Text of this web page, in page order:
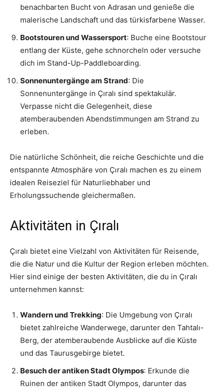
benachbarten Bucht von Adrasan und genieße die
malerische Landschaft und das türkisfarbene Wasser.
Bootstouren und Wassersport: Buche eine Bootstour
entlang der Küste, gehe schnorcheln oder versuche
dich im Stand-Up-Paddleboarding.
Sonnenuntergänge am Strand: Die
Sonnenuntergänge in Çıralı sind spektakulär.
Verpasse nicht die Gelegenheit, diese
atemberaubenden Abendstimmungen am Strand zu
erleben.
Die natürliche Schönheit, die reiche Geschichte und die
entspannte Atmosphäre von Çıralı machen es zu einem
idealen Reiseziel für Naturliebhaber und
Erholungssuchende gleichermaßen.
Aktivitäten in Çıralı
Çıralı bietet eine Vielzahl von Aktivitäten für Reisende,
die die Natur und die Kultur der Region erleben möchten.
Hier sind einige der besten Aktivitäten, die du in Çıralı
unternehmen kannst:
Wandern und Trekking: Die Umgebung von Çıralı
bietet zahlreiche Wanderwege, darunter den Tahtalı-
Berg, der atemberaubende Ausblicke auf die Küste
und das Taurusgebirge bietet.
Besuch der antiken Stadt Olympos: Erkunde die
Ruinen der antiken Stadt Olympos, darunter das